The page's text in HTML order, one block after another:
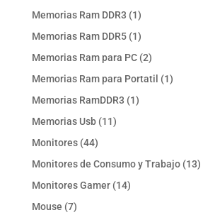
productos
Memorias Ram DDR3 11
producto
Memorias Ram DDR5 11
producto
Memorias Ram para PC 22
productos
Memorias Ram para Portatil 11
Memorias RamDDR3 11
Memorias Usb 1111
Monitores 4444
productos
Monitores de Consumo y Trabajo 1313
Monitores Gamer 1414
Mouse 77